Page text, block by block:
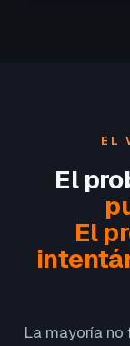
EL
El
El
La mayoría